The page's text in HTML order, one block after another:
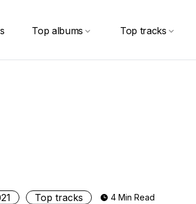
Top albums Top tracks
Top tracks 4 Min Read